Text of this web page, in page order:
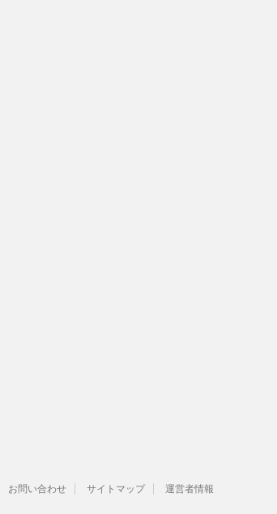
お問い合わせ サイトマップ 運営者情報